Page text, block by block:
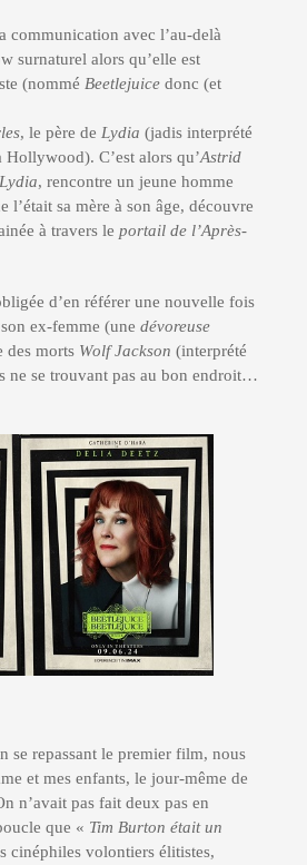
communication avec l’au-delà
surnaturel alors qu’elle est
(nommé Beetlejuice donc (et
, le père de Lydia (jadis interprété
C’est alors qu’Astrid
Lydia, rencontre un jeune homme
l’était sa mère à son âge, découvre
à travers le portail de l’Après-
d’en référer une nouvelle fois
ex-femme (une dévoreuse
des morts Wolf Jackson (interprété
ne se trouvant pas au bon endroit…
se repassant le premier film, nous
et mes enfants, le jour-même de
n’avait pas fait deux pas en
que « Tim Burton était un
cinéphiles volontiers élitistes,